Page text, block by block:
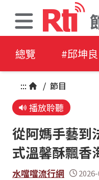
總覽 #邱坤良
::: / 節目
播放聆聽
從阿媽手藝
式溫馨酥飄香
水噹噹流行網